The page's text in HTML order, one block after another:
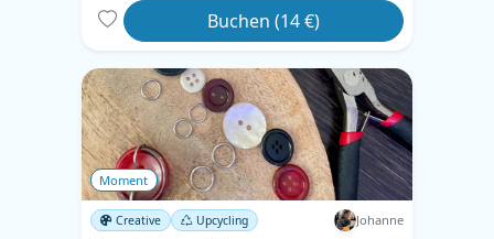
Buchen (14 €)
Moment
Creative Upcycling Johanne